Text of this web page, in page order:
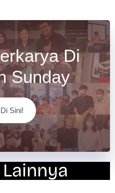
Di
Sunday
Sini!